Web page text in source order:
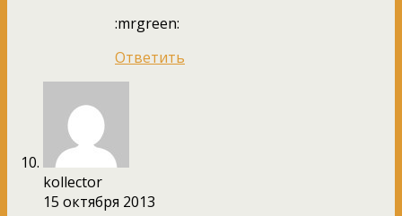
:mrgreen:
Ответить
kollector
15 октября 2013